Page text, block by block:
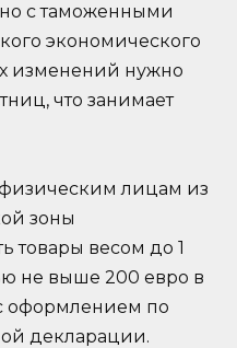
с таможенными
экономического
изменений нужно
что занимает
лицам из
зоны
товары весом до 1
не выше 200 евро в
оформлением по
декларации.